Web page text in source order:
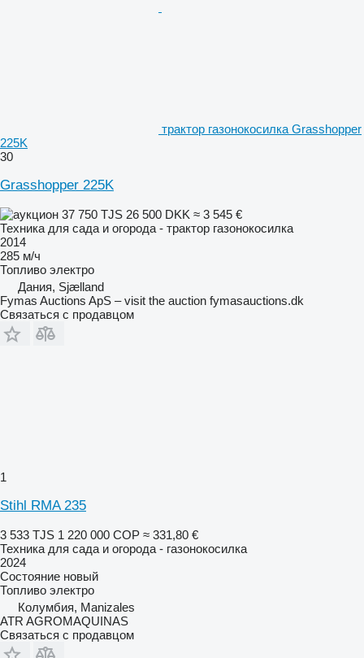
трактор газонокосилка Grasshopper
225K
30
Grasshopper 225K
37 750 TJS 26 500 DKK ≈ 3 545 €
Техника для сада и огорода - трактор газонокосилка
2014
285 м/ч
Топливо электро
Дания, Sjælland
Fymas Auctions ApS – visit the auction fymasauctions.dk
Связаться с продавцом
1
Stihl RMA 235
3 533 TJS 1 220 000 COP ≈ 331,80 €
Техника для сада и огорода - газонокосилка
2024
Состояние новый
Топливо электро
Колумбия, Manizales
ATR AGROMAQUINAS
Связаться с продавцом